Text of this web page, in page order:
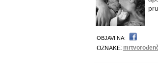
OBJAVI NA:
OZNAKE: